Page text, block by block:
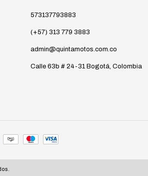
573137793883
(+57) 313 779 3883
admin@quintamotos.com.co
Calle 63b # 24-31 Bogotá, Colombia